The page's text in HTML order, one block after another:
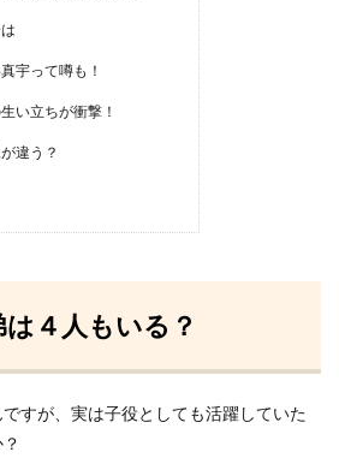
宇って噂も！
い立ちが衝撃！
違う？
４人もいる？
すが、実は子役としても活躍していた